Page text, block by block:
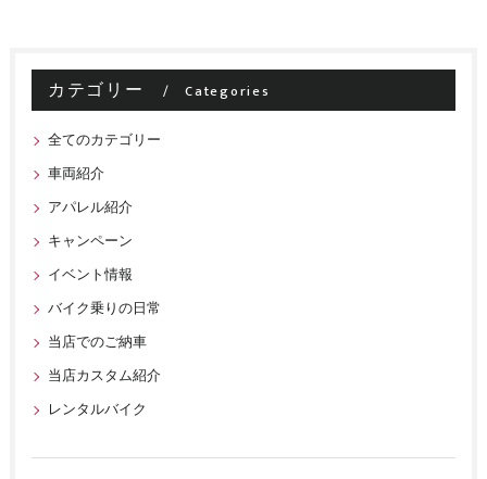
カテゴリー Categories
全てのカテゴリー
車両紹介
アパレル紹介
キャンペーン
イベント情報
バイク乗りの日常
当店でのご納車
当店カスタム紹介
レンタルバイク